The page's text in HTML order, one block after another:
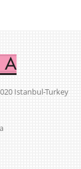
Istanbul-Turkey